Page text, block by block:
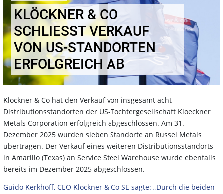
KLÖCKNER & CO
SCHLIESST VERKAUF V
ON US-STANDORTEN E
RFOLGREICH AB
Klöckner & Co hat den Verkauf von insgesamt acht
Distributionsstandorten der US-Tochtergesellschaft Kloeckner
Metals Corporation erfolgreich abgeschlossen. Am 31.
Dezember 2025 wurden sieben Standorte an Russel Metals
übertragen. Der Verkauf eines weiteren Distributionsstandorts
in Amarillo (Texas) an Service Steel Warehouse wurde ebenfalls
bereits im Dezember 2025 abgeschlossen.
Guido Kerkhoff, CEO Klöckner & Co SE sagte: „Durch die beiden